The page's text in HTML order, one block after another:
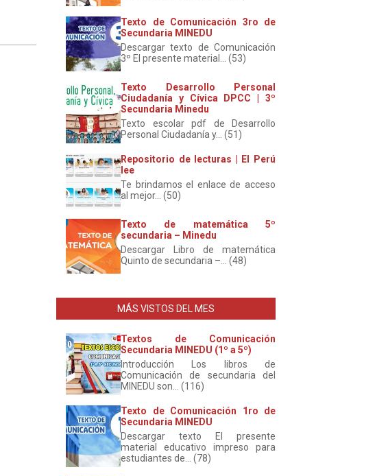
Texto de Comunicación 3ro de
Secundaria MINEDU
Descargar texto de Comunicación
3º El presente material... (53)
Texto Desarrollo Personal
Ciudadanía y Cívica DPCC | 3º
Secundaria Minedu
Texto escolar pdf de Desarrollo
Personal Ciudadanía y... (51)
Repositorio de lecturas | El Perú
lee
Te brindamos el enlace de acceso
al mejor... (50)
Texto de matemática 5º
secundaria – Minedu
Descargar Libro de matemática
Quinto de secundaria –... (48)
MÁS VISTOS DEL MES
Textos de Comunicación
Secundaria MINEDU (1º a 5º)
Introducción Los libros de
Comunicación de secundaria del
MINEDU son... (116)
Texto de Comunicación 1ro de
Secundaria MINEDU
Descargar texto El presente
material educativo impreso para
estudiantes de... (78)